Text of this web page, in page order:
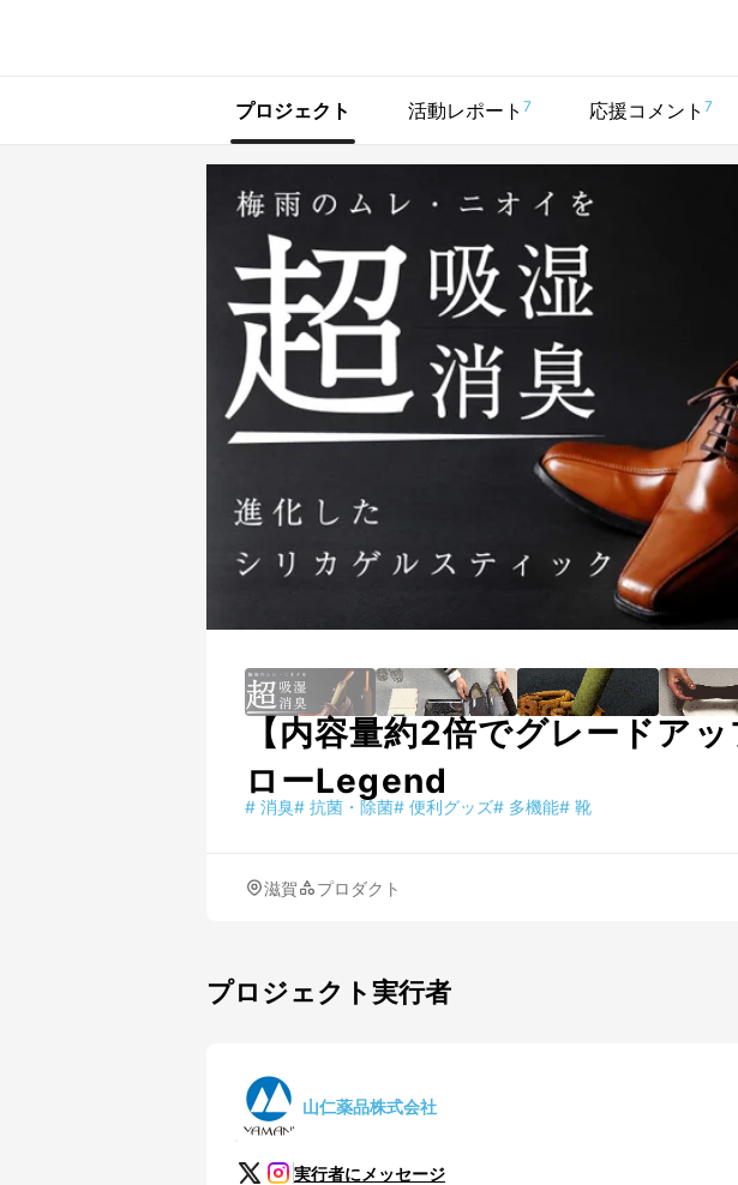
プロジェクト 活動レポート 7 応援コメント 7
【内容量約2倍でグレードア
ローLegend
# 消臭# 抗菌・除菌# 便利グッズ# 多機能# 靴
滋賀 プロダクト
プロジェクト実行者
山仁薬品株式会社
実行者にメッセージ